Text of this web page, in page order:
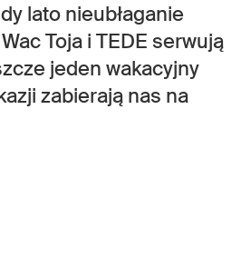
lato nieubłaganie
Toja i TEDE serwują
jeden wakacyjny
zabierają nas na